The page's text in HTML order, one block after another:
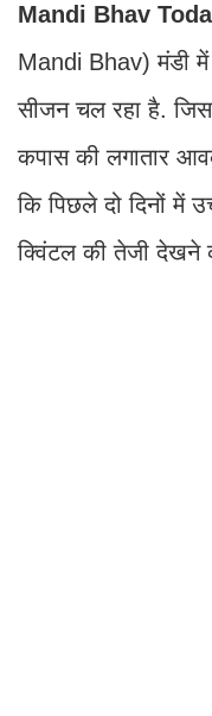
Mandi Bhav
Mandi Bhav)
सीजन चल रहा है.
कपास की लगातार
कि पिछले दो दिनों में
क्विंटल की तेजी देखने